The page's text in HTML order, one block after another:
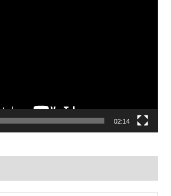
02:14